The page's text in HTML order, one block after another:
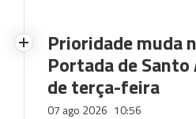
Prioridade muda
Portada de
de terça-feira
07 ago 2026 10:56